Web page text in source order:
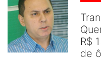
R$
de